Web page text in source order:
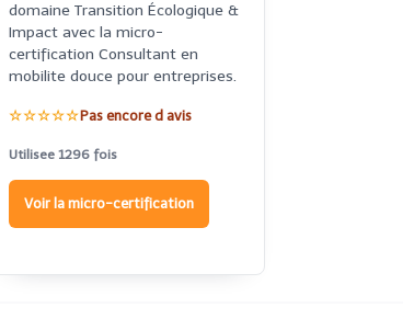
domaine Transition Écologique &
Impact avec la micro-
certification Consultant en
mobilite douce pour entreprises.
☆☆☆☆☆Pas encore d avis
Utilisee 1296 fois
Voir la micro-certification